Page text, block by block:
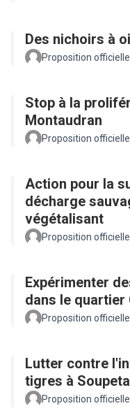
Des nichoirs à
Proposition officielle
Stop à la
Montaudran
Proposition officielle
Action pour la
décharge
végétalisant
Proposition officielle
Expérimenter
dans le quartier
Proposition officielle
Lutter contre
tigres à
Proposition officielle